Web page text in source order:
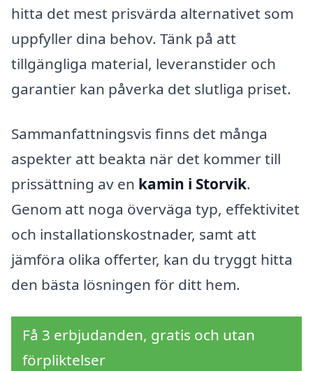
hitta det mest prisvärda alternativet som
uppfyller dina behov. Tänk på att
tillgängliga material, leveranstider och
garantier kan påverka det slutliga priset.
Sammanfattningsvis finns det många
aspekter att beakta när det kommer till
prissättning av en kamin i Storvik.
Genom att noga överväga typ, effektivitet
och installationskostnader, samt att
jämföra olika offerter, kan du tryggt hitta
den bästa lösningen för ditt hem.
Få 3 erbjudanden, gratis och utan
förpliktelser